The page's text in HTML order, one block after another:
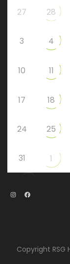
27 28
3 4
10 11
17 18
24 25
31 1
Copyright